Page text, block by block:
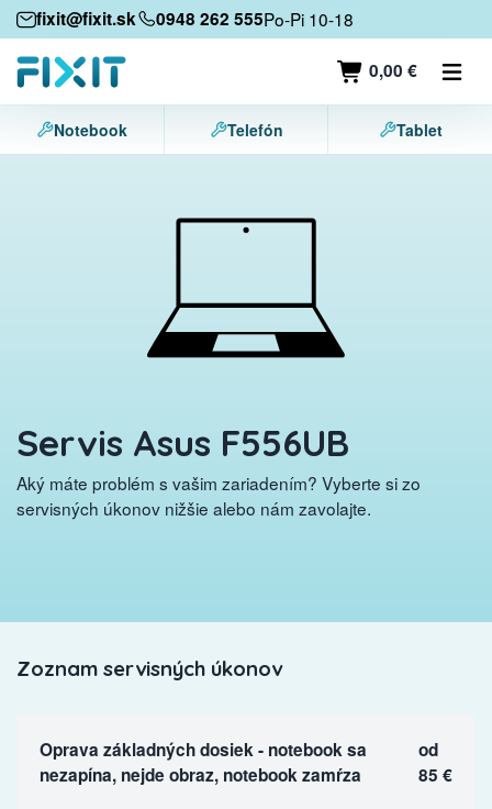
fixit@fixit.sk 0948 262 555Po-Pi 10-18
0,00 €
Mobilné zariadenia
Mobilné telefóny
Tablety
Notebook Telefón Tablet
Servis Asus F556UB
Aký máte problém s vašim zariadením? Vyberte si zo
servisných úkonov nižšie alebo nám zavolajte.
Zoznam servisných úkonov
Oprava základných dosiek - notebook sa
nezapína, nejde obraz, notebook zamŕza
od
85 €